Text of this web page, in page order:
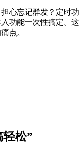
心忘记群发？定时功
功能一次性搞定。这
点。
松”